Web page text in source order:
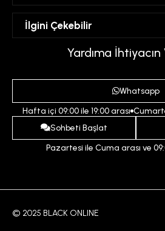
Hesabım
Favorilerim
Mesafeli Satış Sözleşmesi
Üyelik Sözleşmesi
Gizlilik ve Güvenlik Politikası
Ödeme ve Teslimat Koşulları
İptal ve İade Koşulları
İlgini Çekebilir
İndirim
Yardıma İhtiyacın
Whatsapp
Hafta içi 09:00 ile 19:00 arası
Sohbeti Başlat
Pazartesi ile Cuma arası ve
© 2025 BLACK ONLINE